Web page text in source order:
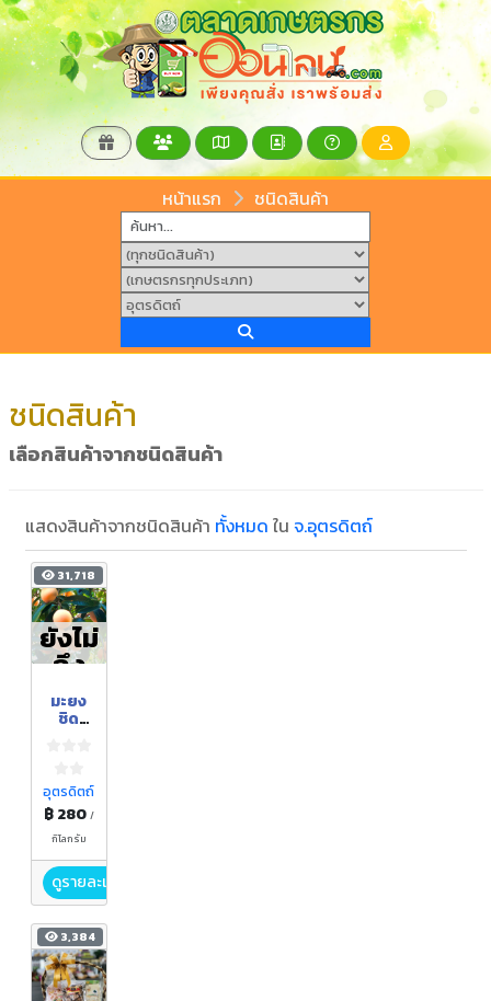
หน้าแรก ชนิดสินค้า
ชนิดสินค้า
เลือกสินค้าจากชนิดสินค้า
แสดงสินค้าจากชนิดสินค้า ทั้งหมด ใน จ.อุตรดิตถ์
31,718
ยังไม่
ถึง
ฤดูกา
ล
มะยง
ชิด
s)
อุตรดิตถ์
฿ 280 /
กิโลกรัม
ดูรายละเอียด
3,384